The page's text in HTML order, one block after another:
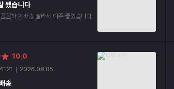
됐습니다
꼼하고 배송 빨라서 아주 좋았습니다
10.0
2026.08.05.
송